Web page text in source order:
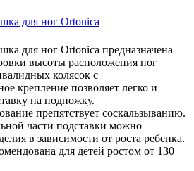
для ног Ortonica
для ног Ortonica предназначена
высоты расположения ног
колясок с
крепление позволяет легко и
на подножку.
препятствует соскальзыванию.
части подставки можно
в зависимости от роста ребенка.
для детей ростом от 130